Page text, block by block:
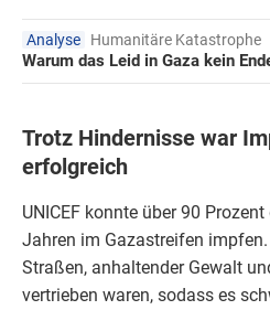
Analyse Humanitäre Katastrophe
Warum das Leid in Gaza kein
Trotz Hindernisse war
erfolgreich
UNICEF konnte über 90
Jahren im Gazastreifen
Straßen, anhaltender Gewalt
vertrieben waren, sodass es